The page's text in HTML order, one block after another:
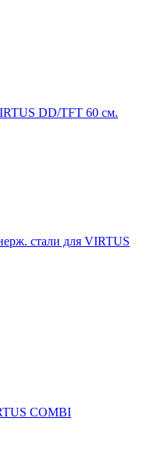
DD/TFT 60 см.
стали для VIRTUS
COMBI